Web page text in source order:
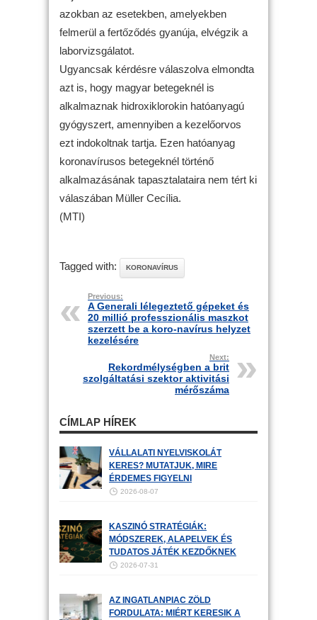
azokban az esetekben, amelyekben
felmerül a fertőződés gyanúja, elvégzik a
laborvizsgálatot.
Ugyancsak kérdésre válaszolva elmondta
azt is, hogy magyar betegeknél is
alkalmaznak hidroxiklorokin hatóanyagú
gyógyszert, amennyiben a kezelőorvos
ezt indokoltnak tartja. Ezen hatóanyag
koronavírusos betegeknél történő
alkalmazásának tapasztalataira nem tért ki
válaszában Müller Cecília.
(MTI)
Tagged with: KORONAVÍRUS
Previous:
A Generali lélegeztető gépeket és
20 millió professzionális maszkot
szerzett be a koro-navírus helyzet
kezelésére
Next:
Rekordmélységben a brit
szolgáltatási szektor aktivitási
mérőszáma
CÍMLAP HÍREK
VÁLLALATI NYELVISKOLÁT
KERES? MUTATJUK, MIRE
ÉRDEMES FIGYELNI
2026-08-07
KASZINÓ STRATÉGIÁK:
MÓDSZEREK, ALAPELVEK ÉS
TUDATOS JÁTÉK KEZDŐKNEK
2026-07-31
AZ INGATLANPIAC ZÖLD
FORDULATA: MIÉRT KERESIK A